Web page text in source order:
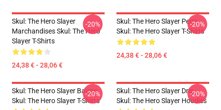
Skul: The Hero Slayer
Marchandises Skul: The Hero
Slayer T-Shirts
24,38 € - 28,06 €
-20%
Skul: The Hero Slayer Perte
Skul: The Hero Slayer T-Shirts
24,38 € - 28,06 €
-20%
Skul: The Hero Slayer Baisse
Skul: The Hero Slayer T-Shirts
-20%
Skul: The Hero Slayer Drip
Skul: The Hero Slayer Hoodies
-20%